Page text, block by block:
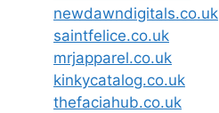
newdawndigitals.co.uk
saintfelice.co.uk
mrjapparel.co.uk
kinkycatalog.co.uk
thefaciahub.co.uk